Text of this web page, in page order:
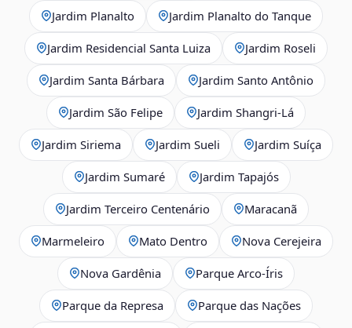
Jardim Planalto Jardim Planalto do Tanque
Jardim Residencial Santa Luiza Jardim Roseli
Jardim Santa Bárbara Jardim Santo Antônio
Jardim São Felipe Jardim Shangri-Lá
Jardim Siriema Jardim Sueli Jardim Suíça
Jardim Sumaré Jardim Tapajós
Jardim Terceiro Centenário Maracanã
Marmeleiro Mato Dentro Nova Cerejeira
Nova Gardênia Parque Arco-Íris
Parque da Represa Parque das Nações